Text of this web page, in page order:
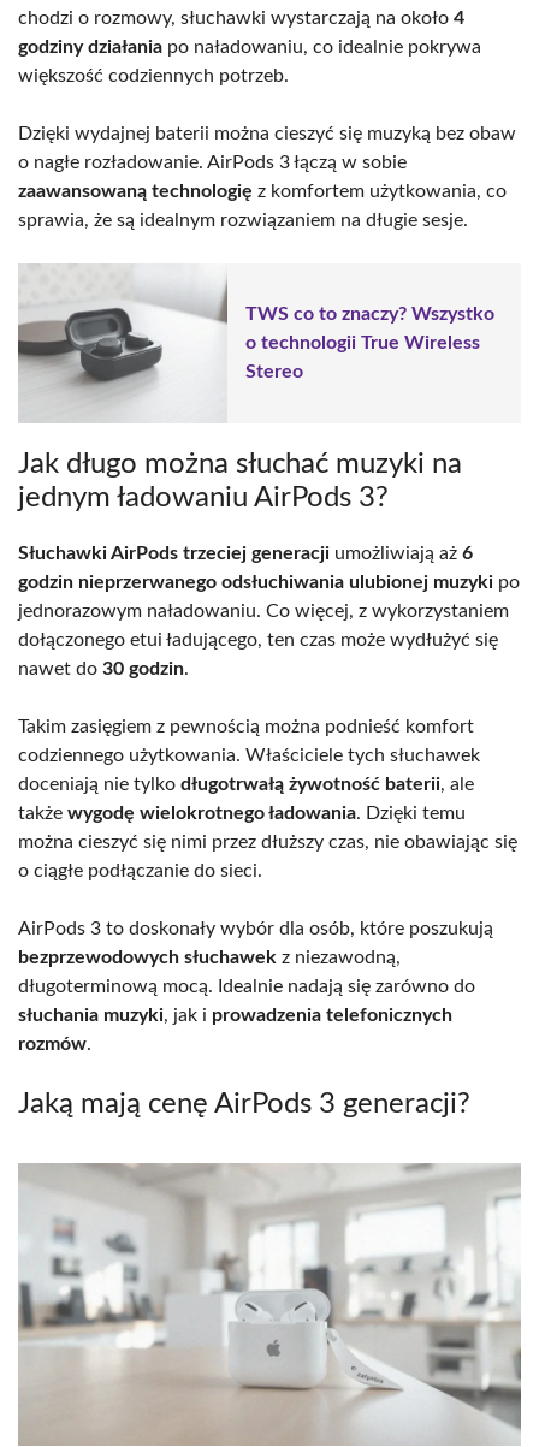
chodzi o rozmowy, słuchawki wystarczają na około 4
godziny działania po naładowaniu, co idealnie pokrywa
większość codziennych potrzeb.
Dzięki wydajnej baterii można cieszyć się muzyką bez obaw
o nagłe rozładowanie. AirPods 3 łączą w sobie
zaawansowaną technologię z komfortem użytkowania, co
sprawia, że są idealnym rozwiązaniem na długie sesje.
TWS co to znaczy? Wszystko
o technologii True Wireless
Stereo
Jak długo można słuchać muzyki na
jednym ładowaniu AirPods 3?
Słuchawki AirPods trzeciej generacji umożliwiają aż 6
godzin nieprzerwanego odsłuchiwania ulubionej muzyki po
jednorazowym naładowaniu. Co więcej, z wykorzystaniem
dołączonego etui ładującego, ten czas może wydłużyć się
nawet do 30 godzin.
Takim zasięgiem z pewnością można podnieść komfort
codziennego użytkowania. Właściciele tych słuchawek
doceniają nie tylko długotrwałą żywotność baterii, ale
także wygodę wielokrotnego ładowania. Dzięki temu
można cieszyć się nimi przez dłuższy czas, nie obawiając się
o ciągłe podłączanie do sieci.
AirPods 3 to doskonały wybór dla osób, które poszukują
bezprzewodowych słuchawek z niezawodną,
długoterminową mocą. Idealnie nadają się zarówno do
słuchania muzyki, jak i prowadzenia telefonicznych
rozmów.
Jaką mają cenę AirPods 3 generacji?